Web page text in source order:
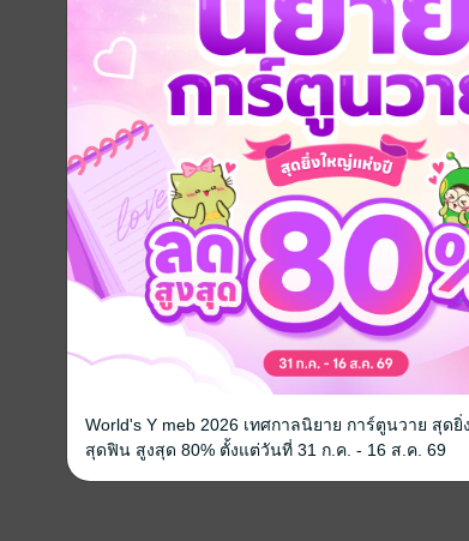
World's Y meb 2026 เทศกาลนิยาย การ์ตูนวาย สุด
สุดฟิน สูงสุด 80% ตั้งแต่วันที่ 31 ก.ค. - 16 ส.ค. 69